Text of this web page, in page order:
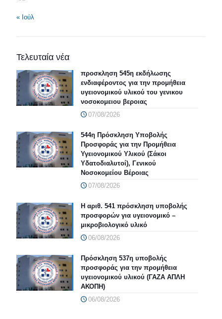
« Ιούλ
Τελευταία νέα
προσκληση 545η εκδήλωσης
ενδιαφέροντος για την προμήθεια
υγειονομικού υλικού του γενικου
νοσοκομειου βεροιας
07/08/2026
544η Πρόσκληση Υποβολής
Προσφοράς για την Προμήθεια
Υγειονομικού Υλικού (Σάκοι
Υδατοδιαλυτοί), Γενικού
Νοσοκομείου Βέροιας
07/08/2026
Η αριθ. 541 πρόσκληση υποβολής
προσφορών για υγειονομικό –
μικροβιολογικό υλικό
06/08/2026
Πρόσκληση 537η υποβολής
προσφοράς για την προμήθεια
υγειονομικού υλικού (ΓΑΖΑ ΑΠΛΗ
ΑΚΟΠΗ)
06/08/2026